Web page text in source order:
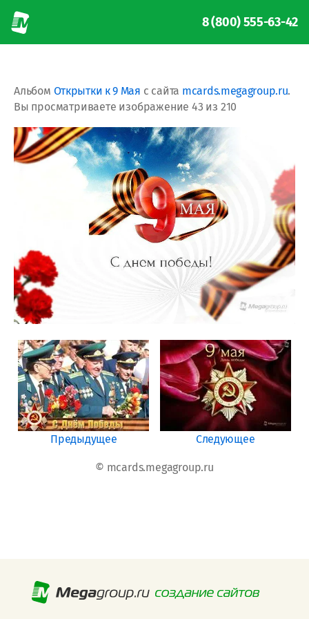
8 (800) 555-63-42
Альбом Открытки к 9 Мая с сайта mcards.megagroup.ru.
Вы просматриваете изображение 43 из 210
Предыдущее Следующее
© mcards.megagroup.ru